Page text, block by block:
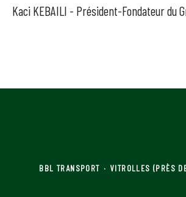
Kaci KEBAILI - Président-Fondateur du
BBL TRANSPORT · VITROLLES (PRÈS